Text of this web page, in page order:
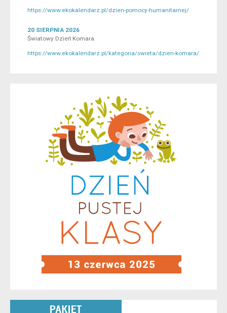
https://www.ekokalendarz.pl/dzien-pomocy-humanitarnej/
20 SIERPNIA 2026
Światowy Dzień Komara
https://www.ekokalendarz.pl/kategoria/swieta/dzien-komara/